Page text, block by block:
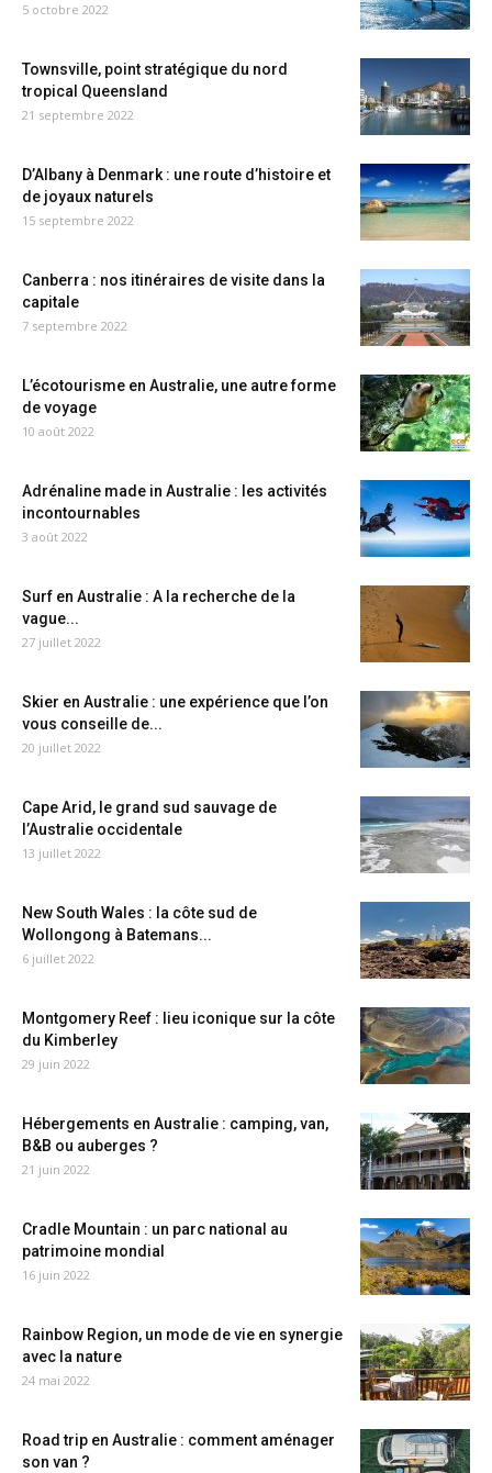
5 octobre 2022
Townsville, point stratégique du nord
tropical Queensland
21 septembre 2022
D’Albany à Denmark : une route d’histoire et
de joyaux naturels
15 septembre 2022
Canberra : nos itinéraires de visite dans la
capitale
7 septembre 2022
L’écotourisme en Australie, une autre forme
de voyage
10 août 2022
Adrénaline made in Australie : les activités
incontournables
3 août 2022
Surf en Australie : A la recherche de la
vague...
27 juillet 2022
Skier en Australie : une expérience que l’on
vous conseille de...
20 juillet 2022
Cape Arid, le grand sud sauvage de
l’Australie occidentale
13 juillet 2022
New South Wales : la côte sud de
Wollongong à Batemans...
6 juillet 2022
Montgomery Reef : lieu iconique sur la côte
du Kimberley
29 juin 2022
Hébergements en Australie : camping, van,
B&B ou auberges ?
21 juin 2022
Cradle Mountain : un parc national au
patrimoine mondial
16 juin 2022
Rainbow Region, un mode de vie en synergie
avec la nature
24 mai 2022
Road trip en Australie : comment aménager
son van ?